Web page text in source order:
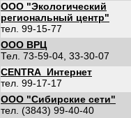
ООО "Экологический
региональный центр"
тел. 99-15-77
ООО ВРЦ
Тел. 73-59-04, 33-30-07
CENTRA_Интернет
тел. 99-17-17
ООО "Сибирские сети"
тел. (3843) 99-40-40